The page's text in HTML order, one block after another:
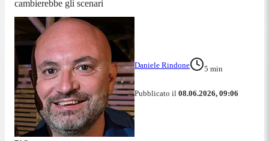
cambierebbe gli scenari
Daniele Rindone 5 min
Pubblicato il 08.06.2026, 09:06